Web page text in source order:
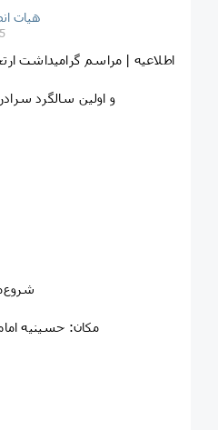
هیات
و اولین سالگرد
📍مکان: حسینیه